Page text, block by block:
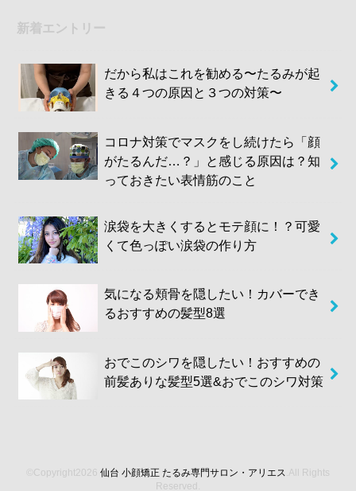
新着エントリー
だから私はこれを勧める〜たるみが起
きる４つの原因と３つの対策〜
コロナ対策でマスクをし続けたら「顔
がたるんだ…？」と感じる原因は？知
っておきたい表情筋のこと
涙袋を大きくするとモテ顔に！？可愛
くて色っぽい涙袋の作り方
気になる頬骨を隠したい！カバーでき
るおすすめの髪型8選
おでこのシワを隠したい！おすすめの
前髪ありな髪型5選&おでこのシワ対策
©Copyright2026 仙台 小顔矯正 たるみ専門サロン・アリエス .All Rights
Reserved.